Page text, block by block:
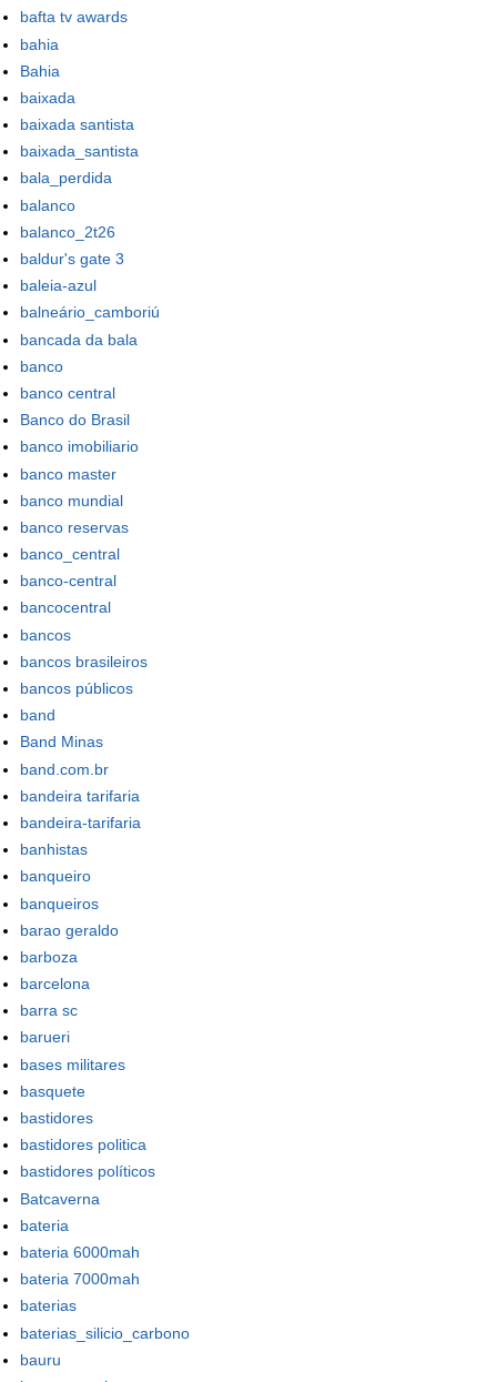
bafta tv awards
bahia
Bahia
baixada
baixada santista
baixada_santista
bala_perdida
balanco
balanco_2t26
baldur's gate 3
baleia-azul
balneário_camboriú
bancada da bala
banco
banco central
Banco do Brasil
banco imobiliario
banco master
banco mundial
banco reservas
banco_central
banco-central
bancocentral
bancos
bancos brasileiros
bancos públicos
band
Band Minas
band.com.br
bandeira tarifaria
bandeira-tarifaria
banhistas
banqueiro
banqueiros
barao geraldo
barboza
barcelona
barra sc
barueri
bases militares
basquete
bastidores
bastidores politica
bastidores políticos
Batcaverna
bateria
bateria 6000mah
bateria 7000mah
baterias
baterias_silicio_carbono
bauru